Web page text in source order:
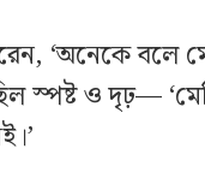
‘অনেকে
স্পষ্ট ও দৃঢ়—